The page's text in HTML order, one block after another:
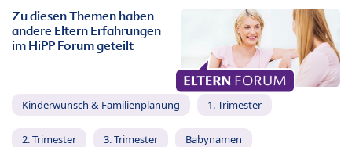
Zu diesen Themen haben
andere Eltern Erfahrungen
im HiPP Forum geteilt
Kinderwunsch & Familienplanung 1. Trimester
2. Trimester 3. Trimester Babynamen